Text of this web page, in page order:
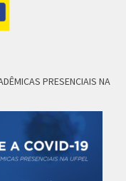
PRESENCIAIS NA